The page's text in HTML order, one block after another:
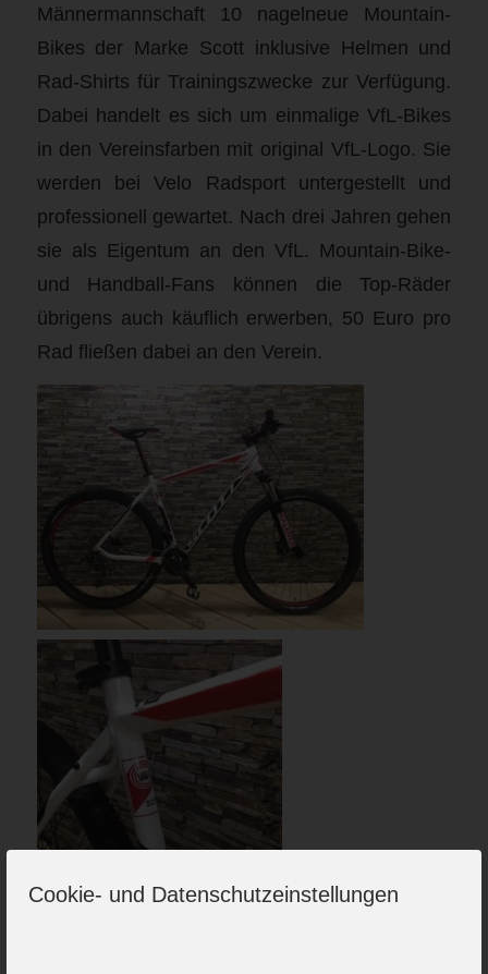
Cookie- und Datenschutzeinstellungen
Männermannschaft 10 nagelneue Mountain-
Bikes der Marke Scott inklusive Helmen und
Rad-Shirts für Trainingszwecke zur Verfügung.
Dabei handelt es sich um einmalige VfL-Bikes
in den Vereinsfarben mit original VfL-Logo. Sie
werden bei Velo Radsport untergestellt und
professionell gewartet. Nach drei Jahren gehen
sie als Eigentum an den VfL. Mountain-Bike-
und Handball-Fans können die Top-Räder
übrigens auch käuflich erwerben, 50 Euro pro
Rad fließen dabei an den Verein.